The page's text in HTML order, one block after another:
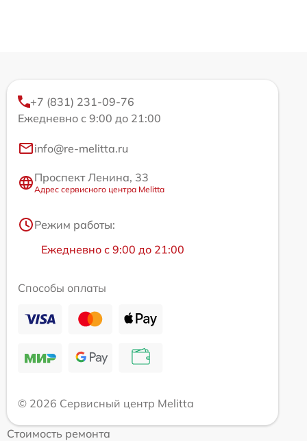
+7 (831) 231-09-76
Ежедневно с 9:00 до 21:00
info@re-melitta.ru
Проспект Ленина, 33
Адрес сервисного центра Melitta
Режим работы:
Ежедневно с 9:00 до 21:00
Способы оплаты
© 2026 Сервисный центр Melitta
Стоимость ремонта